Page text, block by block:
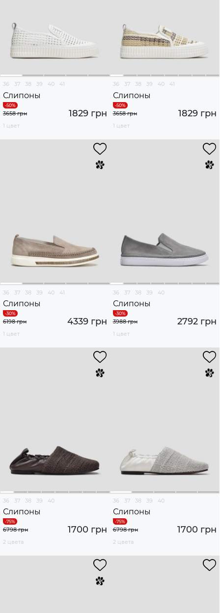
36 37 38 39 40 41
Слипоны
1829 грн
3658 грн
1 цвет
36 37 38 39 40 41
Слипоны
1829 грн
3658 грн
1 цвет
36 37 38 39 40 41
Слипоны
4339 грн
6198 грн
1 цвет
36 37 38 39 40
Слипоны
2792 грн
3988 грн
1 цвет
36 37 38 39 40
Слипоны
1700 грн
6798 грн
2 цвета
36 37 38 39 40
Слипоны
1700 грн
6798 грн
2 цвета